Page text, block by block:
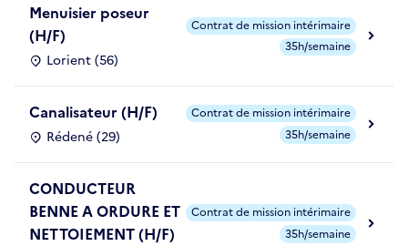
Menuisier poseur
(H/F)
Lorient (56)
Contrat de mission intérimaire
35h/semaine
Canalisateur (H/F)
Rédené (29)
Contrat de mission intérimaire
35h/semaine
CONDUCTEUR
BENNE A ORDURE ET
NETTOIEMENT (H/F)
Contrat de mission intérimaire
35h/semaine